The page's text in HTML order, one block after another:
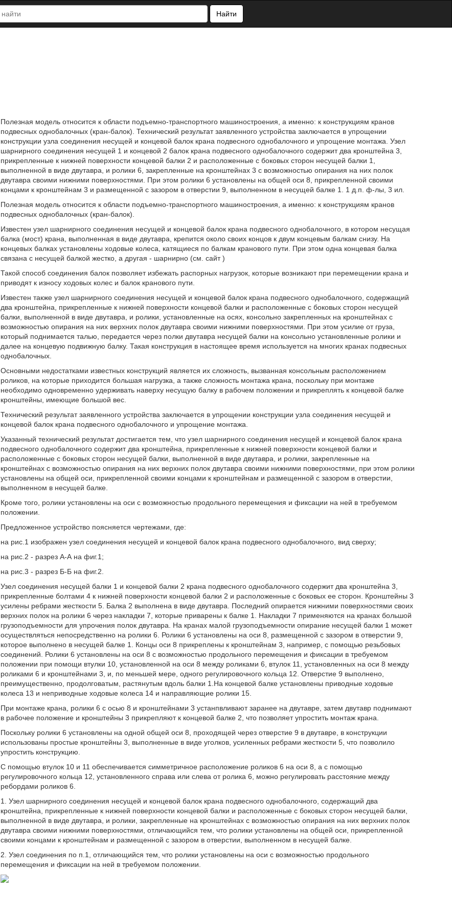
Найти
Полезная модель относится к области подъемно-транспортного машиностроения, а именно: к конструкциям кранов
подвесных однобалочных (кран-балок). Технический результат заявленного устройства заключается в упрощении
конструкции узла соединения несущей и концевой балок крана подвесного однобалочного и упрощение монтажа. Узел
шарнирного соединения несущей 1 и концевой 2 балок крана подвесного однобалочного содержит два кронштейна 3,
прикрепленные к нижней поверхности концевой балки 2 и расположенные с боковых сторон несущей балки 1,
выполненной в виде двутавра, и ролики 6, закрепленные на кронштейнах 3 с возможностью опирания на них полок
двутавра своими нижними поверхностями. При этом ролики 6 установлены на общей оси 8, прикрепленной своими
концами к кронштейнам 3 и размещенной с зазором в отверстии 9, выполненном в несущей балке 1. 1 д.п. ф-лы, 3 ил.
Полезная модель относится к области подъемно-транспортного машиностроения, а именно: к конструкциям кранов
подвесных однобалочных (кран-балок).
Известен узел шарнирного соединения несущей и концевой балок крана подвесного однобалочного, в котором несущая
балка (мост) крана, выполненная в виде двутавра, крепится около своих концов к двум концевым балкам снизу. На
концевых балках установлены ходовые колеса, катящиеся по балкам кранового пути. При этом одна концевая балка
связана с несущей балкой жестко, а другая - шарнирно (см. сайт )
Такой способ соединения балок позволяет избежать распорных нагрузок, которые возникают при перемещении крана и
приводят к износу ходовых колес и балок кранового пути.
Известен также узел шарнирного соединения несущей и концевой балок крана подвесного однобалочного, содержащий
два кронштейна, прикрепленные к нижней поверхности концевой балки и расположенные с боковых сторон несущей
балки, выполненной в виде двутавра, и ролики, установленные на осях, консольно закрепленных на кронштейнах с
возможностью опирания на них верхних полок двутавра своими нижними поверхностями. При этом усилие от груза,
который поднимается талью, передается через полки двутавра несущей балки на консольно установленные ролики и
далее на концевую подвижную балку. Такая конструкция в настоящее время используется на многих кранах подвесных
однобалочных.
Основными недостатками известных конструкций является их сложность, вызванная консольным расположением
роликов, на которые приходится большая нагрузка, а также сложность монтажа крана, поскольку при монтаже
необходимо одновременно удерживать наверху несущую балку в рабочем положении и прикреплять к концевой балке
кронштейны, имеющие большой вес.
Технический результат заявленного устройства заключается в упрощении конструкции узла соединения несущей и
концевой балок крана подвесного однобалочного и упрощение монтажа.
Указанный технический результат достигается тем, что узел шарнирного соединения несущей и концевой балок крана
подвесного однобалочного содержит два кронштейна, прикрепленные к нижней поверхности концевой балки и
расположенные с боковых сторон несущей балки, выполненной в виде двутавра, и ролики, закрепленные на
кронштейнах с возможностью опирания на них верхних полок двутавра своими нижними поверхностями, при этом ролики
установлены на общей оси, прикрепленной своими концами к кронштейнам и размещенной с зазором в отверстии,
выполненном в несущей балке.
Кроме того, ролики установлены на оси с возможностью продольного перемещения и фиксации на ней в требуемом
положении.
Предложенное устройство поясняется чертежами, где:
на рис.1 изображен узел соединения несущей и концевой балок крана подвесного однобалочного, вид сверху;
на рис.2 - разрез А-А на фиг.1;
на рис.3 - разрез Б-Б на фиг.2.
Узел соединения несущей балки 1 и концевой балки 2 крана подвесного однобалочного содержит два кронштейна 3,
прикрепленные болтами 4 к нижней поверхности концевой балки 2 и расположенные с боковых ее сторон. Кронштейны 3
усилены ребрами жесткости 5. Балка 2 выполнена в виде двутавра. Последний опирается нижними поверхностями своих
верхних полок на ролики 6 через накладки 7, которые приварены к балке 1. Накладки 7 применяются на кранах большой
грузоподъемности для упрочения полок двутавра. На кранах малой грузоподъемности опирание несущей балки 1 может
осуществляться непосредственно на ролики 6. Ролики 6 установлены на оси 8, размещенной с зазором в отверстии 9,
которое выполнено в несущей балке 1. Концы оси 8 прикреплены к кронштейнам 3, например, с помощью резьбовых
соединений. Ролики 6 установлены на оси 8 с возможностью продольного перемещения и фиксации в требуемом
положении при помощи втулки 10, установленной на оси 8 между роликами 6, втулок 11, установленных на оси 8 между
роликами 6 и кронштейнами 3, и, по меньшей мере, одного регулировочного кольца 12. Отверстие 9 выполнено,
преимущественно, продолговатым, растянутым вдоль балки 1.На концевой балке установлены приводные ходовые
колеса 13 и неприводные ходовые колеса 14 и направляющие ролики 15.
При монтаже крана, ролики 6 с осью 8 и кронштейнами 3 устанпвливают заранее на двутавре, затем двутавр поднимают
в рабочее положение и кронштейны 3 прикрепляют к концевой балке 2, что позволяет упростить монтаж крана.
Поскольку ролики 6 установлены на одной общей оси 8, проходящей через отверстие 9 в двутавре, в конструкции
использованы простые кронштейны 3, выполненные в виде уголков, усиленных ребрами жесткости 5, что позволило
упростить конструкцию.
С помощью втулок 10 и 11 обеспечивается симметричное расположение роликов 6 на оси 8, а с помощью
регулировочного кольца 12, установленного справа или слева от ролика 6, можно регулировать расстояние между
ребордами роликов 6.
1. Узел шарнирного соединения несущей и концевой балок крана подвесного однобалочного, содержащий два
кронштейна, прикрепленные к нижней поверхности концевой балки и расположенные с боковых сторон несущей балки,
выполненной в виде двутавра, и ролики, закрепленные на кронштейнах с возможностью опирания на них верхних полок
двутавра своими нижними поверхностями, отличающийся тем, что ролики установлены на общей оси, прикрепленной
своими концами к кронштейнам и размещенной с зазором в отверстии, выполненном в несущей балке.
2. Узел соединения по п.1, отличающийся тем, что ролики установлены на оси с возможностью продольного
перемещения и фиксации на ней в требуемом положении.